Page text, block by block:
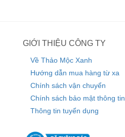
GIỚI THIỆU CÔNG TY
Về Thảo Mộc Xanh
Hướng dẫn mua hàng từ xa
Chính sách vận chuyển
Chính sách bảo mật thông tin
Thông tin tuyển dụng